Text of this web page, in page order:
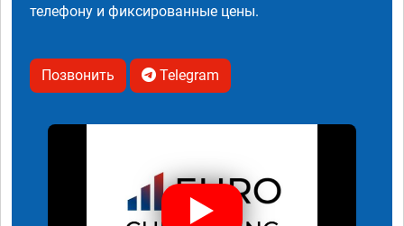
телефону и фиксированные цены.
Позвонить Telegram